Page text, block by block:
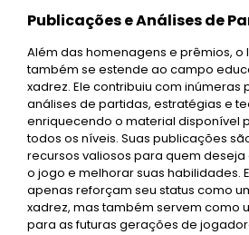
Publicações e Análises de
Além das homenagens e prêmios,
também se estende ao campo
xadrez. Ele contribuiu com inúmeras
análises de partidas, estratégias e
enriquecendo o material disponível
todos os níveis. Suas publicações
recursos valiosos para quem
o jogo e melhorar suas habilidades.
apenas reforçam seu status como
xadrez, mas também servem como
para as futuras gerações de